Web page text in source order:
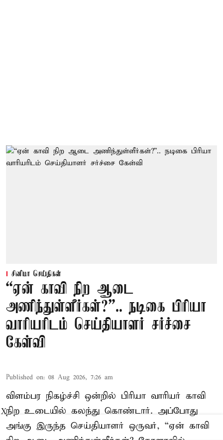
சினிமா செய்திகள்
“ஏன் காவி நிற ஆடை
அணிந்துள்ளீர்கள்?”.. நடிகை பிரியா
வாரியரிடம் செய்தியாளர் சர்ச்சை
கேள்வி
Published on: 08 Aug 2026, 7:26 am
விளம்பர நிகழ்ச்சி ஒன்றில் பிரியா வாரியர் காவி
நிற உடையில் கலந்து கொண்டார். அப்போது
அங்கு இருந்த செய்தியாளர் ஒருவர், “ஏன் காவி
X